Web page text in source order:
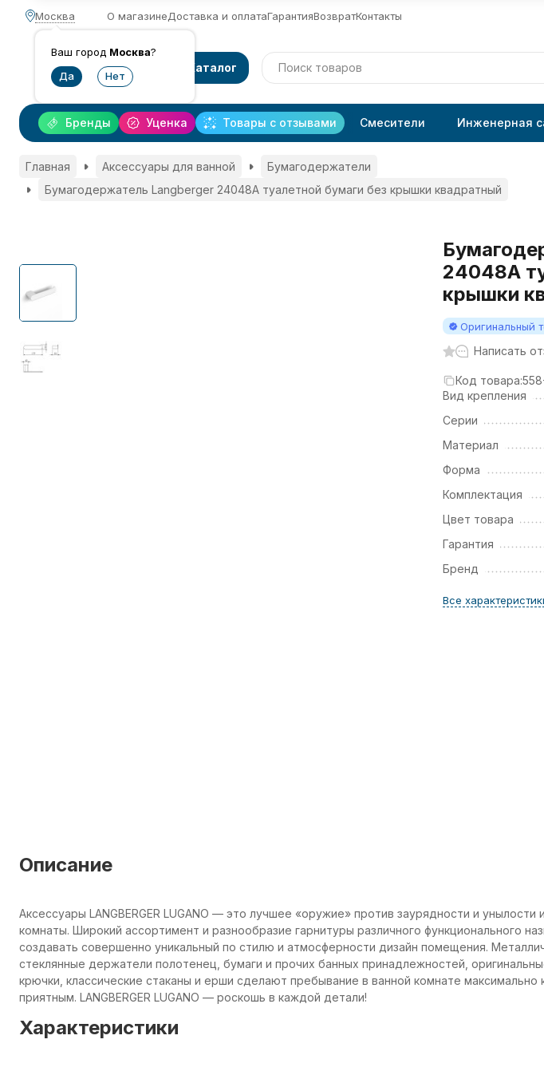
Москва
Ваш город Москва?
О магазинеДоставка и оплатаГарантияВозвратКонтакты
Каталог
Уценка Товары с отзывами
Бренды Смесители Инженерная
Главная Аксессуары для ванной
Бумагодержатели
Бумагодержатель Langberger 24048A туалетной бумаги без крышки квадратный
24048A
крышки
Оригинальный
Написать
Код товара:
Вид крепления
Серии
Материал
Форма
Комплектация
Цвет товара
Гарантия
Бренд
Все
Описание
Аксессуары LANGBERGER LUGANO — это лучшее «оружие» против заурядности и унылости
комнаты. Широкий ассортимент и разнообразие гарнитуры различного функционального
создавать совершенно уникальный по стилю и атмосферности дизайн помещения.
стеклянные держатели полотенец, бумаги и прочих банных принадлежностей,
крючки, классические стаканы и ерши сделают пребывание в ванной комнате максимально
приятным. LANGBERGER LUGANO — роскошь в каждой детали!
Характеристики